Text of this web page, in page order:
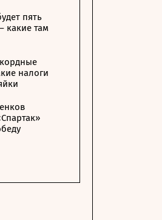
пять
какие там
налоги